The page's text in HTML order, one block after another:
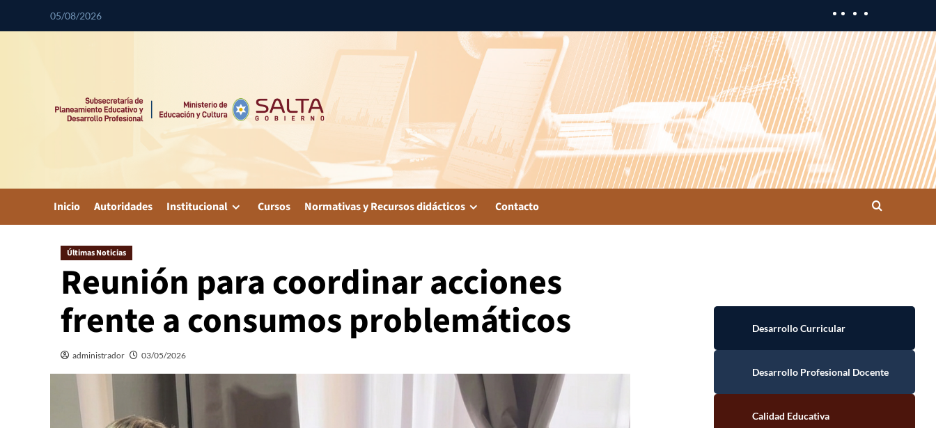
05/08/2026
Inicio Autoridades Institucional Cursos Normativas y Recursos didácticos Contacto
Últimas Noticias
Reunión para coordinar acciones
frente a consumos problemáticos
administrador 03/05/2026